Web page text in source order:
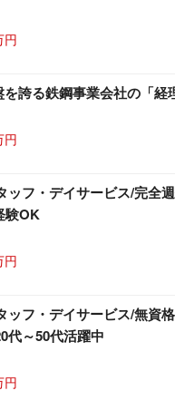
円
を誇る鉄鋼事業会社の「経
円
ッフ・デイサービス/完全
験OK
円
ッフ・デイサービス/無資
代～50代活躍中
円